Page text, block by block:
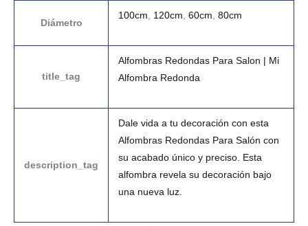
Diámetro
100cm 120cm 60cm 80cm
title_tag
Alfombras Redondas Para Salon | Mi
Alfombra Redonda
description_tag
Dale vida a tu decoración con esta
Alfombras Redondas Para Salón con
su acabado único y preciso. Esta
alfombra revela su decoración bajo
una nueva luz.